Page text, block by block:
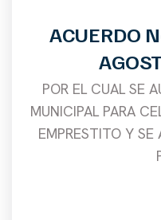
ACUERDO
POR EL CUAL SE
MUNICIPAL PARA
EMPRESTITO Y SE